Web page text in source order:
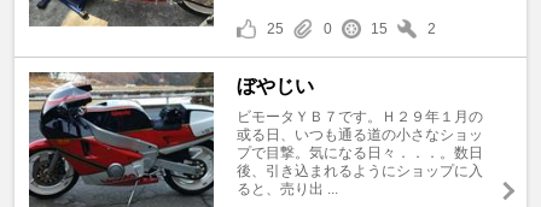
25 0 15 2
ぼやじい
ビモータＹＢ７です。Ｈ２９年１月の
或る日、いつも通る道の小さなショッ
プで目撃。気になる日々．．．。数日
後、引き込まれるようにショップに入
ると、売り出 ...